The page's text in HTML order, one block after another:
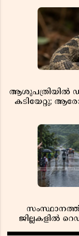
ആശുപത്രിയിൽ
കടിയേറ്റു;
സംസ്ഥാനത്ത്
ജില്ലകളിൽ